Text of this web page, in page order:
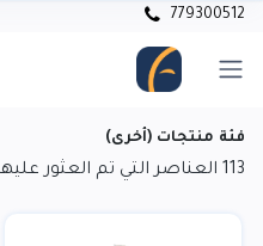
779300512
فئة منتجات (أخرى)
113 العناصر التي تم العثور